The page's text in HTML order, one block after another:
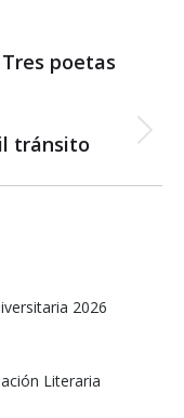
poetas
tránsito
2026
Literaria